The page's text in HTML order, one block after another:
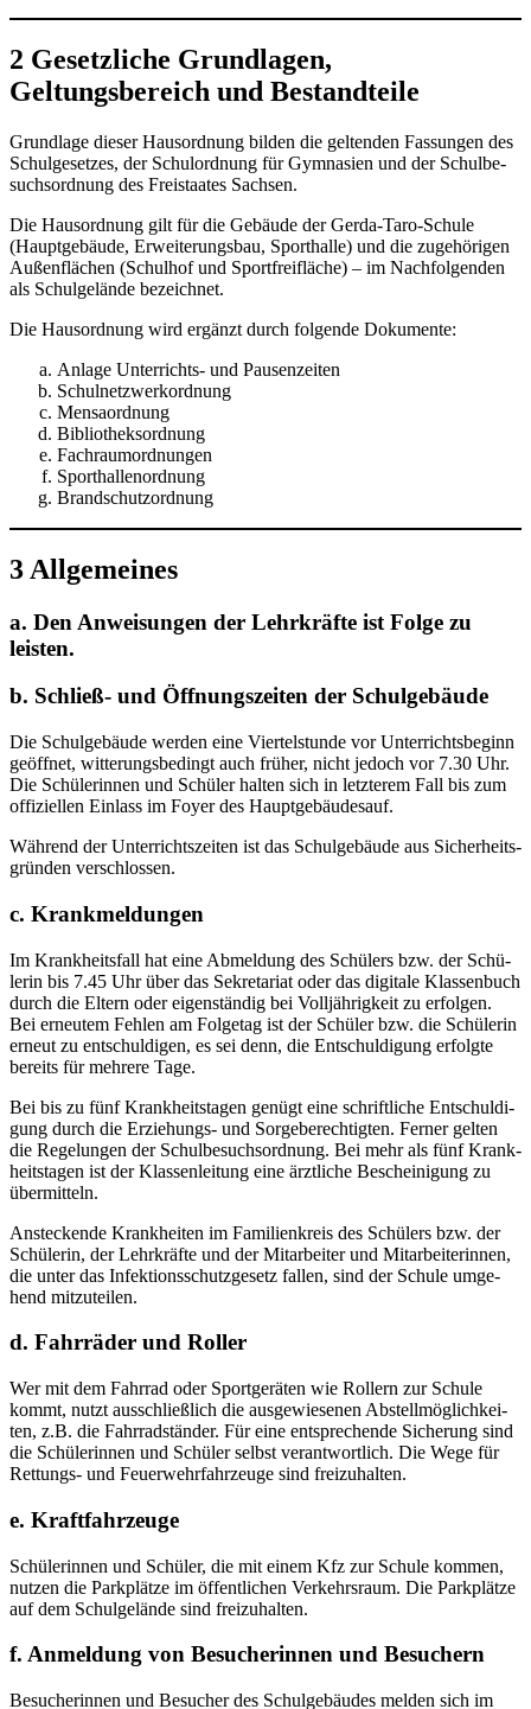
2 Gesetzliche Grundlagen,
Geltungsbereich und Bestandteile
Grund­la­ge die­ser Haus­ord­nung bil­den die gel­ten­den Fas­sun­gen des
Schul­ge­set­zes, der Schul­ord­nung für Gym­na­si­en und der Schul­be­
suchs­ord­nung des Frei­staa­tes Sachsen.
Die Haus­ord­nung gilt für die Gebäu­de der Ger­da-Taro-Schu­le
(Haupt­ge­bäu­de, Erwei­te­rungs­bau, Sport­hal­le) und die zuge­hö­ri­gen
Außen­flä­chen (Schul­hof und Sport­frei­flä­che) – im Nach­fol­gen­den
als Schul­ge­län­de bezeichnet.
Die Haus­ord­nung wird ergänzt durch fol­gen­de Dokumente:
Anla­ge Unter­richts- und Pausenzeiten
Schul­netz­werk­ord­nung
Men­sa­ord­nung
Biblio­theks­ord­nung
Fach­raum­ord­nun­gen
Sport­hal­len­ord­nung
Brand­schutz­ord­nung
3 Allgemeines
a. Den Anweisungen der Lehrkräfte ist Folge zu
leisten.
b. Schließ- und Öffnungszeiten der Schulgebäude
Die Schul­ge­bäu­de wer­den eine Vier­tel­stun­de vor Unter­richts­be­ginn
geöff­net, wit­te­rungs­be­dingt auch frü­her, nicht jedoch vor 7.30 Uhr.
Die Schü­le­rin­nen und Schü­ler hal­ten sich in letz­te­rem Fall bis zum
offi­zi­el­len Ein­lass im Foy­er des Hauptgebäudesauf.
Wäh­rend der Unter­richts­zei­ten ist das Schul­ge­bäu­de aus Sicher­heits­
grün­den verschlossen.
c. Krankmeldungen
Im Krank­heits­fall hat eine Abmel­dung des Schü­lers bzw. der Schü­
le­rin bis 7.45 Uhr über das Sekre­ta­ri­at oder das digi­ta­le Klas­sen­buch
durch die Eltern oder eigen­stän­dig bei Voll­jäh­rig­keit zu erfol­gen.
Bei erneu­tem Feh­len am Fol­ge­tag ist der Schü­ler bzw. die Schü­le­rin
erneut zu ent­schul­di­gen, es sei denn, die Ent­schul­di­gung erfolg­te
bereits für meh­re­re Tage.
Bei bis zu fünf Krank­heits­ta­gen genügt eine schrift­li­che Ent­schul­di­
gung durch die Erzie­hungs- und Sor­ge­be­rech­tig­ten. Fer­ner gel­ten
die Rege­lun­gen der Schul­be­suchs­ord­nung. Bei mehr als fünf Krank­
heits­ta­gen ist der Klas­sen­lei­tung eine ärzt­li­che Beschei­ni­gung zu
übermitteln.
Anste­cken­de Krank­hei­ten im Fami­li­en­kreis des Schü­lers bzw. der
Schü­le­rin, der Lehr­kräf­te und der Mit­ar­bei­ter und Mit­ar­bei­te­rin­nen,
die unter das Infek­ti­ons­schutz­ge­setz fal­len, sind der Schu­le umge­
hend mitzuteilen.
d. Fahrräder und Roller
Wer mit dem Fahr­rad oder Sport­ge­rä­ten wie Rol­lern zur Schu­le
kommt, nutzt aus­schließ­lich die aus­ge­wie­se­nen Abstell­mög­lich­kei­
ten, z.B. die Fahr­rad­stän­der. Für eine ent­spre­chen­de Siche­rung sind
die Schü­le­rin­nen und Schü­ler selbst ver­ant­wort­lich. Die Wege für
Ret­tungs- und Feu­er­wehr­fahr­zeu­ge sind freizuhalten.
e. Kraftfahrzeuge
Schü­le­rin­nen und Schü­ler, die mit einem Kfz zur Schu­le kom­men,
nut­zen die Park­plät­ze im öffent­li­chen Ver­kehrs­raum. Die Park­plät­ze
auf dem Schul­ge­län­de sind freizuhalten.
f. Anmeldung von Besucherinnen und Besuchern
Besu­che­rin­nen und Besu­cher des Schul­ge­bäu­des mel­den sich im